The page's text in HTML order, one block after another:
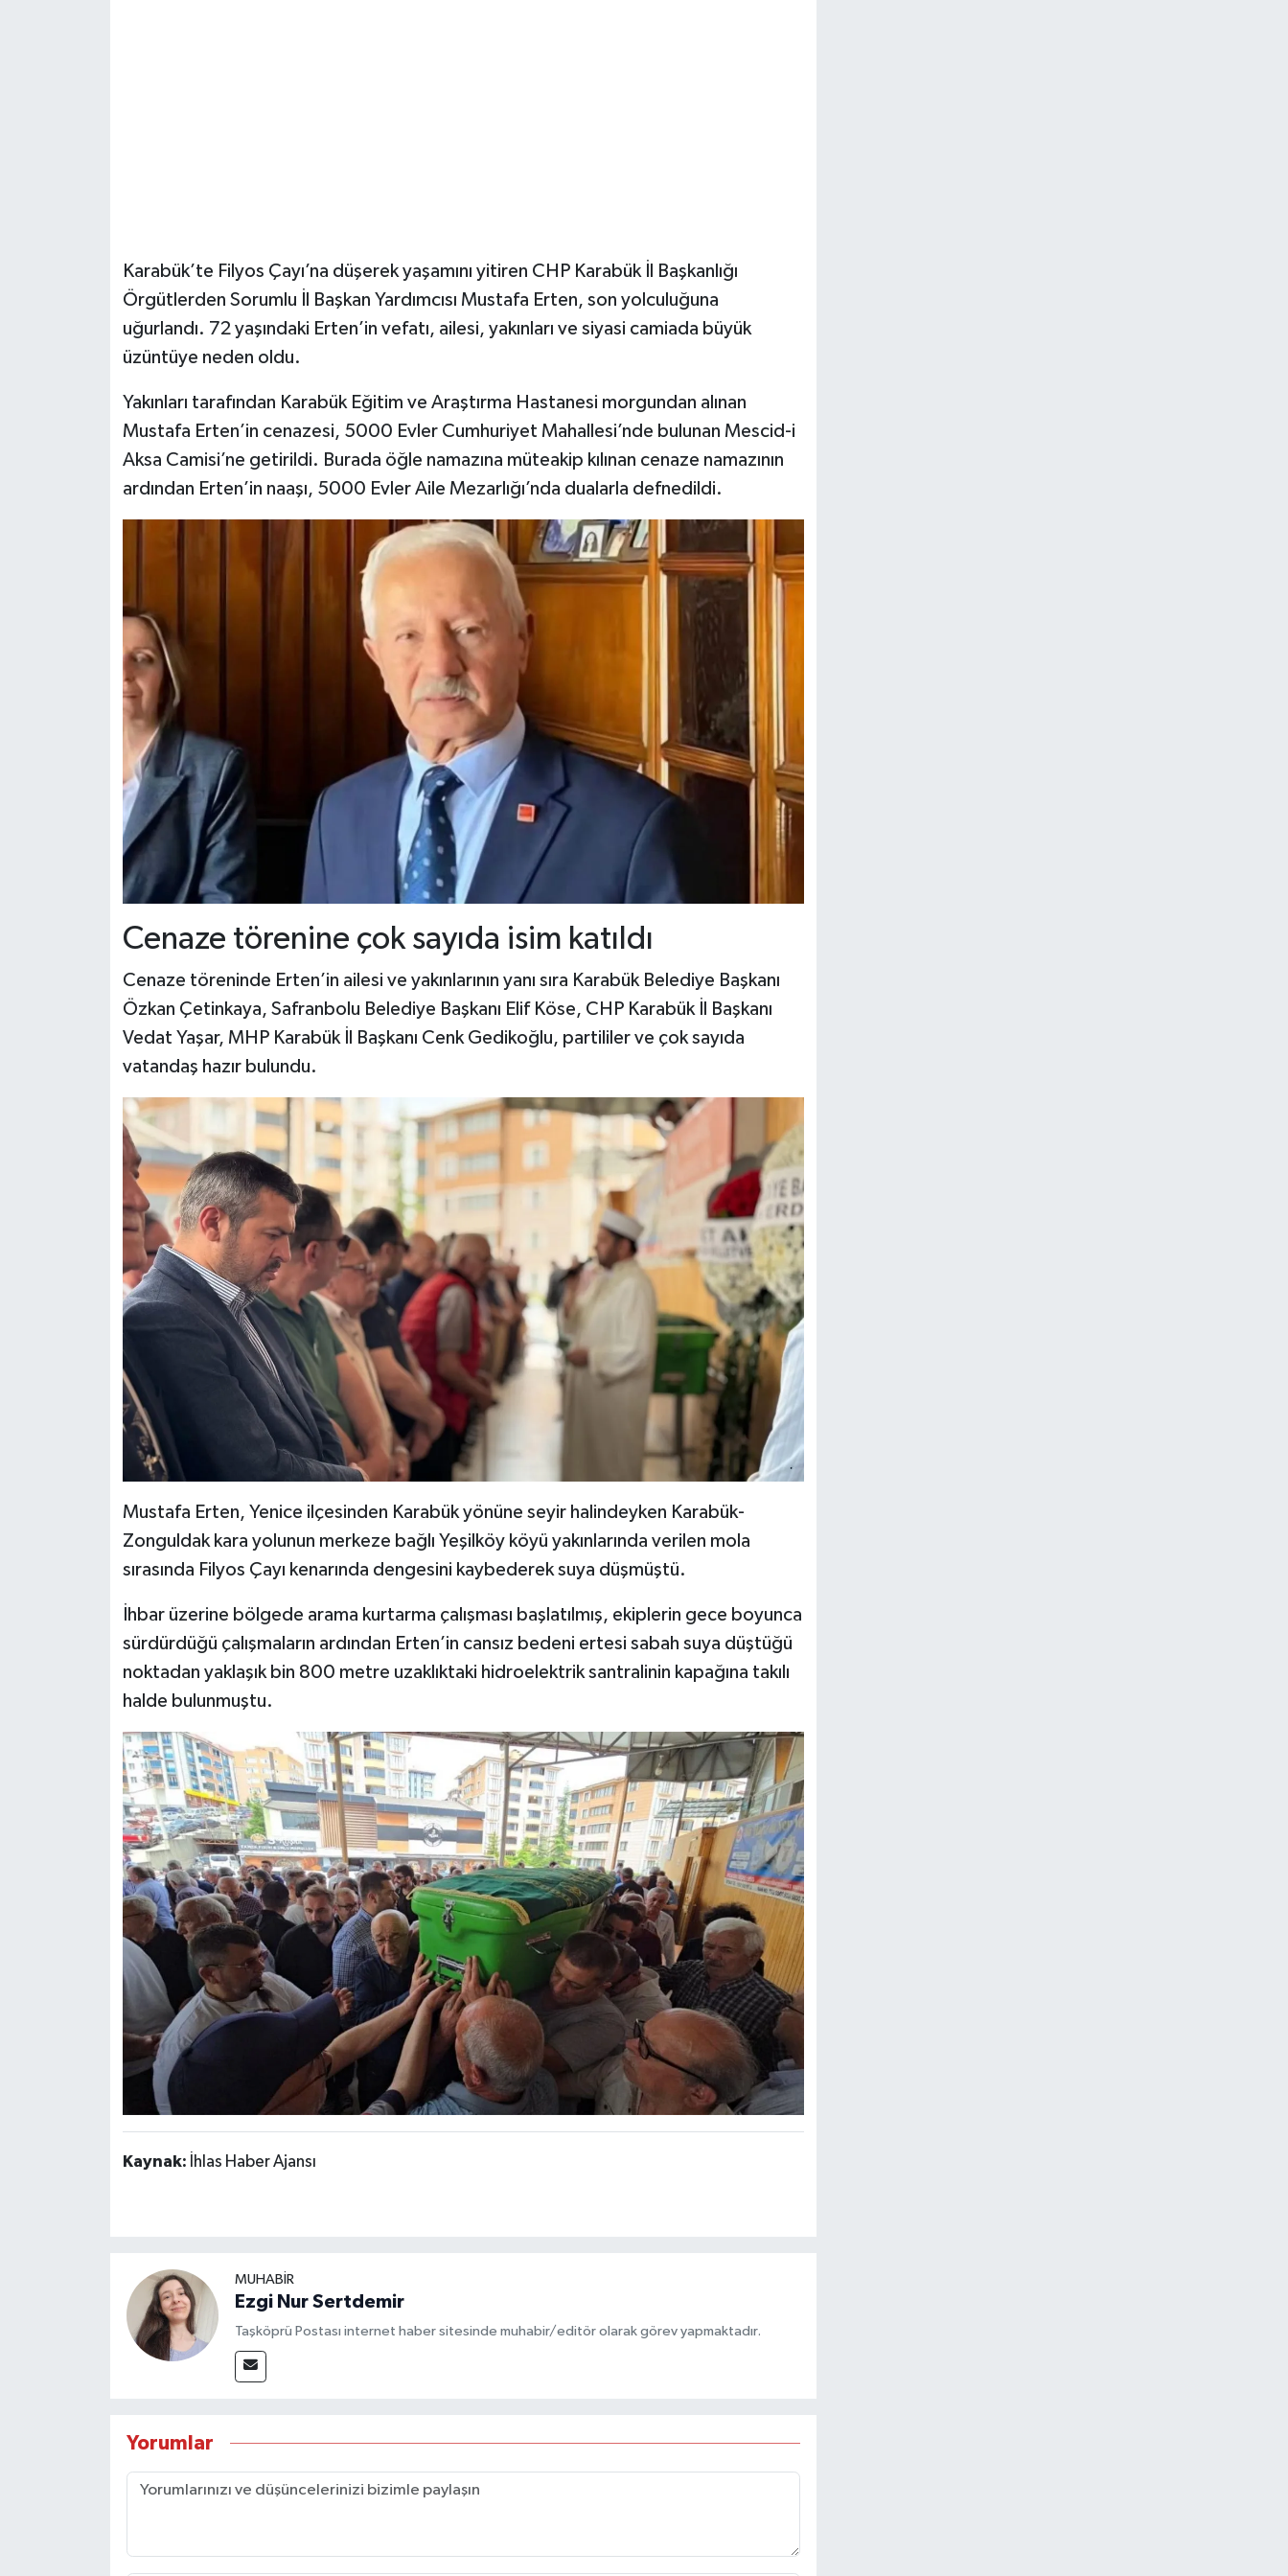
Karabük’te Filyos Çayı’na düşerek yaşamını yitiren CHP Karabük İl Başkanlığı
Örgütlerden Sorumlu İl Başkan Yardımcısı Mustafa Erten, son yolculuğuna
uğurlandı. 72 yaşındaki Erten’in vefatı, ailesi, yakınları ve siyasi camiada büyük
üzüntüye neden oldu.
Yakınları tarafından Karabük Eğitim ve Araştırma Hastanesi morgundan alınan
Mustafa Erten’in cenazesi, 5000 Evler Cumhuriyet Mahallesi’nde bulunan Mescid-i
Aksa Camisi’ne getirildi. Burada öğle namazına müteakip kılınan cenaze namazının
ardından Erten’in naaşı, 5000 Evler Aile Mezarlığı’nda dualarla defnedildi.
Cenaze törenine çok sayıda isim katıldı
Cenaze töreninde Erten’in ailesi ve yakınlarının yanı sıra Karabük Belediye Başkanı
Özkan Çetinkaya, Safranbolu Belediye Başkanı Elif Köse, CHP Karabük İl Başkanı
Vedat Yaşar, MHP Karabük İl Başkanı Cenk Gedikoğlu, partililer ve çok sayıda
vatandaş hazır bulundu.
Mustafa Erten, Yenice ilçesinden Karabük yönüne seyir halindeyken Karabük-
Zonguldak kara yolunun merkeze bağlı Yeşilköy köyü yakınlarında verilen mola
sırasında Filyos Çayı kenarında dengesini kaybederek suya düşmüştü.
İhbar üzerine bölgede arama kurtarma çalışması başlatılmış, ekiplerin gece boyunca
sürdürdüğü çalışmaların ardından Erten’in cansız bedeni ertesi sabah suya düştüğü
noktadan yaklaşık bin 800 metre uzaklıktaki hidroelektrik santralinin kapağına takılı
halde bulunmuştu.
Kaynak: İhlas Haber Ajansı
MUHABİR
Ezgi Nur Sertdemir
Taşköprü Postası internet haber sitesinde muhabir/editör olarak görev yapmaktadır.
Yorumlar
Ulusal Haberler
Teknoloji Haberleri
Dünya Haberleri
Yerel Haberler